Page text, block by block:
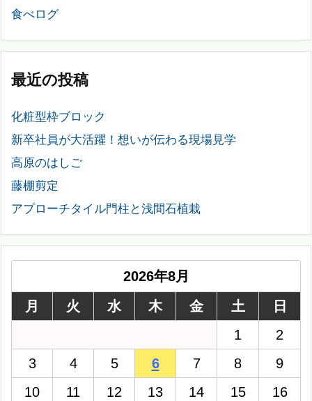
食べログ
最近の投稿
化粧型枠ブロック
新卒社員が大活躍！想いが伝わる現場見学
高原のはしご
藤棚剪定
アプローチタイル門柱と浅間石植栽
2026年8月
月
火 水 木 金 土
日
1
2
3
4 5 6 7 8
9
10
11 12 13 14 15
16